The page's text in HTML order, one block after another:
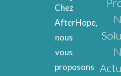
Chez
AfterHope,
nous
vous
proposons